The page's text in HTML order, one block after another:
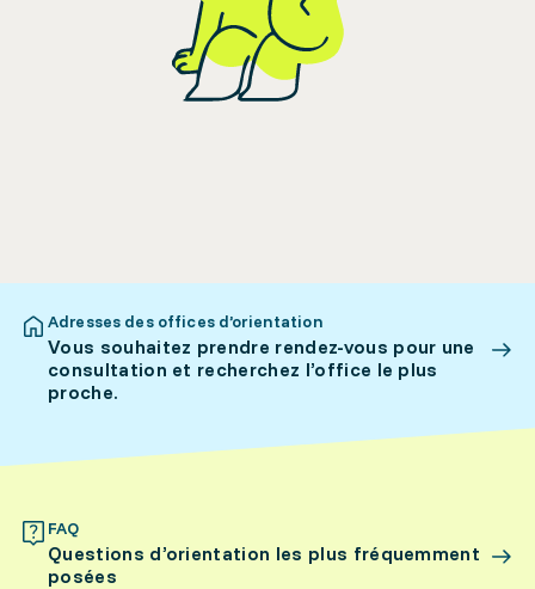
Adresses des offices d’orientation
Vous souhaitez prendre rendez-vous pour une
consultation et recherchez l’office le plus
proche.
FAQ
Questions d’orientation les plus fréquemment
posées